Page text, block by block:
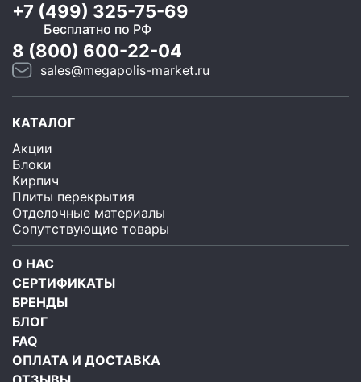
+7 (499) 325-75-69
Бесплатно по РФ
8 (800) 600-22-04
sales@megapolis-market.ru
КАТАЛОГ
Акции
Блоки
Кирпич
Плиты перекрытия
Отделочные материалы
Сопутствующие товары
О НАС
СЕРТИФИКАТЫ
БРЕНДЫ
БЛОГ
FAQ
ОПЛАТА И ДОСТАВКА